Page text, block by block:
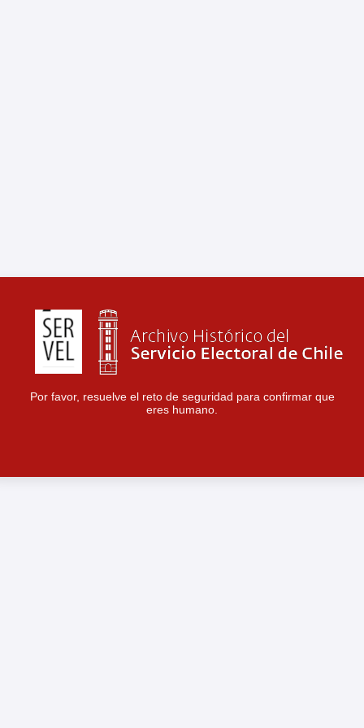
Por favor, resuelve el reto de seguridad para confirmar que
eres humano.